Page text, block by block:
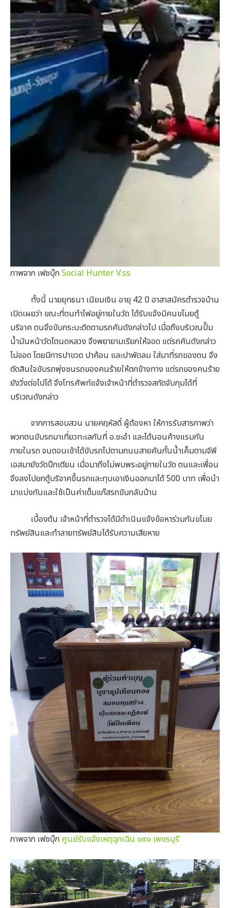
ภาพจาก เฟซบุ๊ก Social Hunter V.ss
ทั้งนี้ นายยุทธนา เนียมเงิน อายุ 42 ปี อาสาสมัครตำรวจบ้าน
เปิดเผยว่า ขณะที่ตนทำไฟอยู่ภายในวัด ได้รับแจ้งมีคนขโมยตู้
บริจาค ตนจึงขับกระบะติดตามรถคันดังกล่าวไป เมื่อถึงบริเวณปั๊ม
น้ำมันหน้าวัดโตนดหลวง จึงพยายามเรียกให้จอด แต่รถคันดังกล่าว
ไม่จอด โดยมีการปาขวด ปาค้อน และปาพัดลม ใส่มาที่รถของตน จึง
ตัดสินใจขับรถพุ่งชนรถของคนร้ายให้ตกข้างทาง แต่รถของคนร้าย
ยังวิ่งต่อไปได้ จึงโทรศัพท์แจ้งเจ้าหน้าที่ตำรวจสกัดจับกุมได้ที่
บริเวณดังกล่าว
จากการสอบสวน นายคฤหัสดิ์ ผู้ต้องหา ให้การรับสารภาพว่า
พวกตนขับรถมาเที่ยวทะเลกันที่ อ.ชะอำ และได้นอนค้างแรมกัน
ภายในรถ จนตอนเช้าได้ขับรถไปตามถนนสายคันกั้นน้ำเค็มตามจีพี
เอสมายังวัดปึกเตียน เมื่อมาถึงไม่พบพระอยู่ภายในวัด ตนและเพื่อน
จึงลงไปยกตู้บริจาคขึ้นรถและทุบเอาเงินออกมาได้ 500 บาท เพื่อนำ
มาแบ่งกันและใช้เป็นค่าเต็มแก๊สรถขับกลับบ้าน
เบื้องต้น เจ้าหน้าที่ตำรวจได้มีดำเนินแจ้งข้อหาร่วมกันขโมย
ทรัพย์สินและทำลายทรัพย์สินได้รับความเสียหาย
ภาพจาก เฟซบุ๊ก ศูนย์รับแจ้งเหตุฉุกเฉิน ๑๙๑ เพชรบุรี